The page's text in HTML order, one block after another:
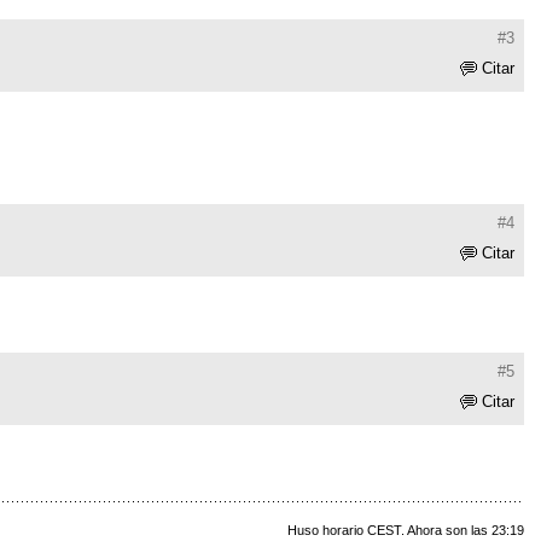
#3
Citar
#4
Citar
#5
Citar
Huso horario CEST. Ahora son las 23:19